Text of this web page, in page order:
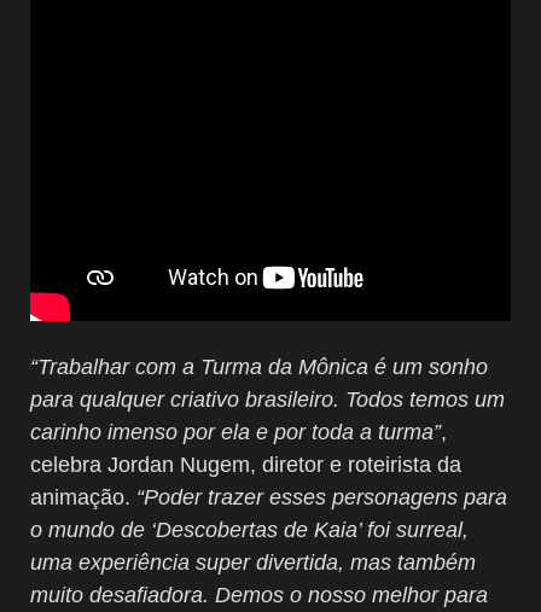
“Trabalhar com a Turma da Mônica é um sonho
para qualquer criativo brasileiro. Todos temos um
carinho imenso por ela e por toda a turma”,
celebra Jordan Nugem, diretor e roteirista da
animação. “Poder trazer esses personagens para
o mundo de ‘Descobertas de Kaia’ foi surreal,
uma experiência super divertida, mas também
muito desafiadora. Demos o nosso melhor para